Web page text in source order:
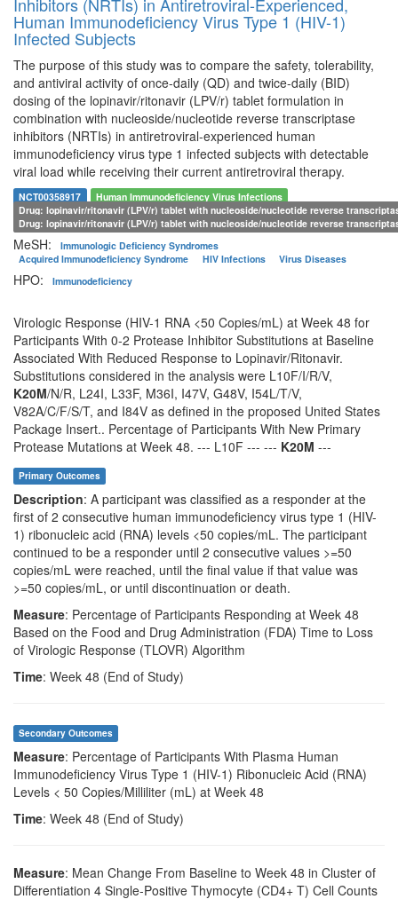
Inhibitors (NRTIs) in Antiretroviral-Experienced,
Human Immunodeficiency Virus Type 1 (HIV-1)
Infected Subjects
The purpose of this study was to compare the safety, tolerability,
and antiviral activity of once-daily (QD) and twice-daily (BID)
dosing of the lopinavir/ritonavir (LPV/r) tablet formulation in
combination with nucleoside/nucleotide reverse transcriptase
inhibitors (NRTIs) in antiretroviral-experienced human
immunodeficiency virus type 1 infected subjects with detectable
viral load while receiving their current antiretroviral therapy.
NCT00358917
Human Immunodeficiency Virus Infections
Drug: lopinavir/ritonavir (LPV/r) tablet with nucleoside/nucleotide reverse
Drug: lopinavir/ritonavir (LPV/r) tablet with nucleoside/nucleotide reverse
MeSH:
Immunologic Deficiency Syndromes
Acquired Immunodeficiency Syndrome
HIV Infections Virus Diseases
HPO: Immunodeficiency
Virologic Response (HIV-1 RNA <50 Copies/mL) at Week 48 for
Participants With 0-2 Protease Inhibitor Substitutions at Baseline
Associated With Reduced Response to Lopinavir/Ritonavir.
Substitutions considered in the analysis were L10F/I/R/V,
K20M/N/R, L24I, L33F, M36I, I47V, G48V, I54L/T/V,
V82A/C/F/S/T, and I84V as defined in the proposed United States
Package Insert.. Percentage of Participants With New Primary
Protease Mutations at Week 48. --- L10F --- --- K20M ---
Primary Outcomes
Description: A participant was classified as a responder at the
first of 2 consecutive human immunodeficiency virus type 1 (HIV-
1) ribonucleic acid (RNA) levels <50 copies/mL. The participant
continued to be a responder until 2 consecutive values >=50
copies/mL were reached, until the final value if that value was
>=50 copies/mL, or until discontinuation or death.
Measure: Percentage of Participants Responding at Week 48
Based on the Food and Drug Administration (FDA) Time to Loss
of Virologic Response (TLOVR) Algorithm
Time: Week 48 (End of Study)
Secondary Outcomes
Measure: Percentage of Participants With Plasma Human
Immunodeficiency Virus Type 1 (HIV-1) Ribonucleic Acid (RNA)
Levels < 50 Copies/Milliliter (mL) at Week 48
Time: Week 48 (End of Study)
Measure: Mean Change From Baseline to Week 48 in Cluster of
Differentiation 4 Single-Positive Thymocyte (CD4+ T) Cell Counts